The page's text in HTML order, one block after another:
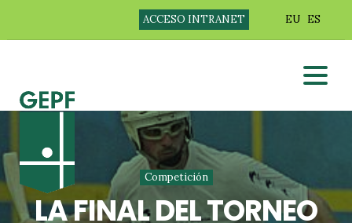
ACCESO INTRANET EU ES
Competición
LA FINAL DEL TORNEO